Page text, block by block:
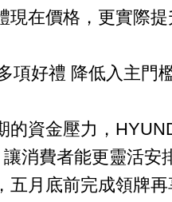
現在價格，更實際
項好禮 降低入主門
的資金壓力，
消費者能更靈活安
五月底前完成領牌